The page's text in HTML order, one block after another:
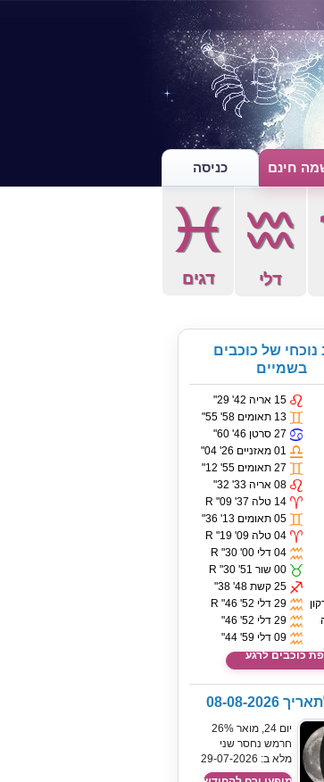
חינם כניסה
x
דלי
c
דגים
של כוכבים
בשמיים
15 אריה 42' 29"
13 תאומים 58' 55"
27 סרטן 46' 60"
01 מאזניים 26' 04"
27 תאומים 55' 12"
08 אריה 33' 32"
14 טלה 37' 09" R
05 תאומים 13' 36"
04 טלה 09' 19" R
04 דלי 00' 30" R
00 שור 51' 30" R
25 קשת 48' 38"
29 דלי 52' 46" R
29 דלי 52' 46"
09 דלי 59' 44"
כוכבים לרגע
08-08-2026
יום 24, מואר 26%
חרמש נחסר שני
מלא ב: 29-07-2026